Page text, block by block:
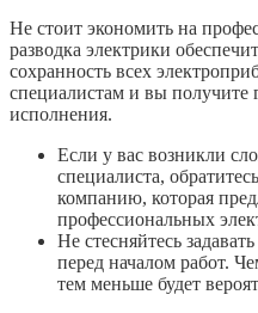
Не стоит экономить на
разводка электрики
сохранность всех
специалистам и вы получите
исполнения.
Если у вас возникли
специалиста,
компанию, которая
профессиональных
Не стесняйтесь
перед началом работ.
тем меньше будет